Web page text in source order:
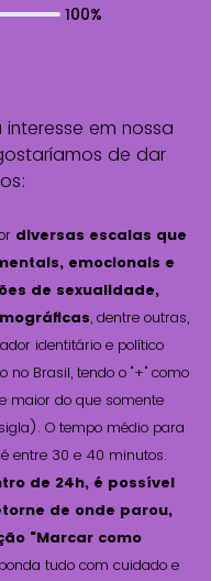
em nossa
de dar
diversas escalas que
emocionais e
de sexualidade,
, dentre outras,
identitário e político
no Brasil, tendo o "+" como
maior do que somente
O tempo médio para
entre 30 e 40 minutos.
de 24h, é possível
de onde parou,
"Marcar como
tudo com cuidado e
100%